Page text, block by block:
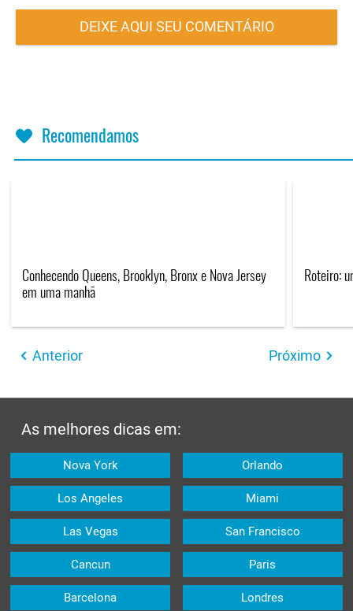
DEIXE AQUI SEU COMENTÁRIO
Recomendamos
Conhecendo Queens, Brooklyn, Bronx e Nova Jersey
em uma manhã
Roteiro:
Anterior Próximo
As melhores dicas em:
Nova York Orlando
Los Angeles Miami
Las Vegas San Francisco
Cancun Paris
Barcelona Londres